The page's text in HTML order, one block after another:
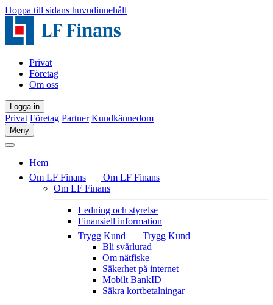
Hoppa till sidans huvudinnehåll
Privat
Företag
Om oss
Logga in
Privat Företag Partner Kundkännedom
Meny
Hem
Om LF Finans
Om LF Finans
Om LF Finans
Ledning och styrelse
Finansiell information
Trygg Kund
Trygg Kund
Bli svårlurad
Om nätfiske
Säkerhet på internet
Mobilt BankID
Säkra kortbetalningar